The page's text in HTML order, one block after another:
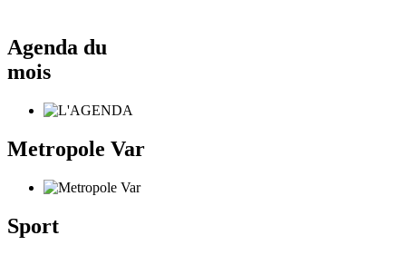
Agenda du
mois
Metropole Var
Sport